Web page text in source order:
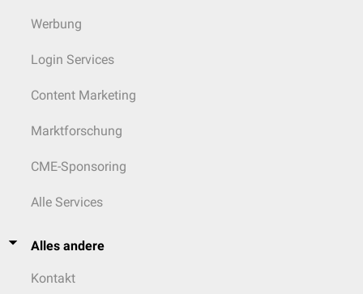
Werbung
Login Services
Content Marketing
Marktforschung
CME-Sponsoring
Alle Services
Alles andere
Kontakt